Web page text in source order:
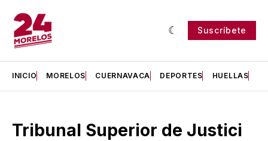
Suscríbete
INICIO MORELOS CUERNAVACA DEPORTES HUELLAS
Tribunal Superior de Justici